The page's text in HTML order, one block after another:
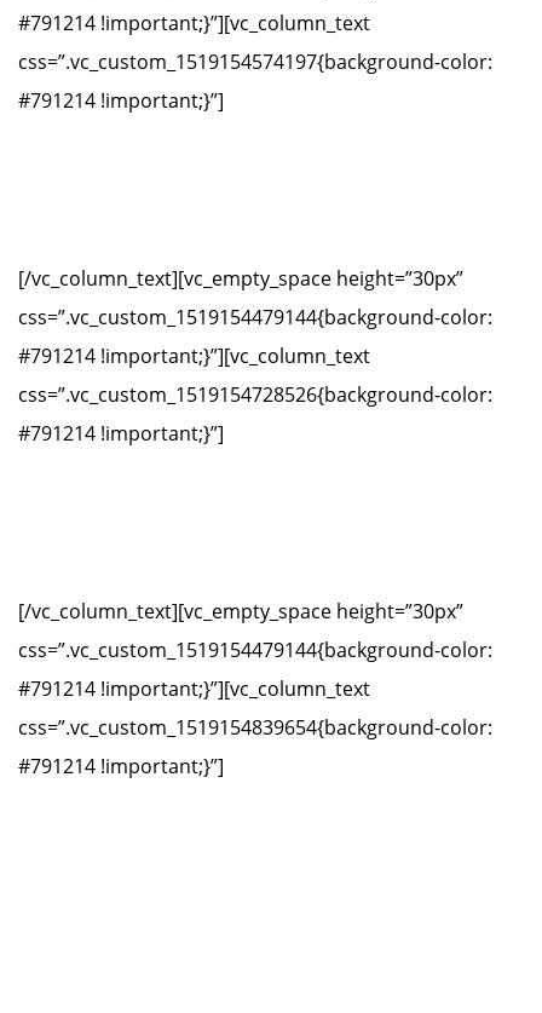
#791214 !important;}”][vc_column_text
css=”.vc_custom_1519154574197{background-color:
#791214 !important;}”]
[/vc_column_text][vc_empty_space height=”30px”
css=”.vc_custom_1519154479144{background-color:
#791214 !important;}”][vc_column_text
css=”.vc_custom_1519154728526{background-color:
#791214 !important;}”]
[/vc_column_text][vc_empty_space height=”30px”
css=”.vc_custom_1519154479144{background-color:
#791214 !important;}”][vc_column_text
css=”.vc_custom_1519154839654{background-color:
#791214 !important;}”]